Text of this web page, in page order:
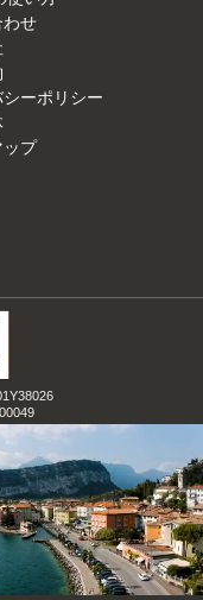
わせ
ーポリシー
ップ
！うたてん
Reserved.